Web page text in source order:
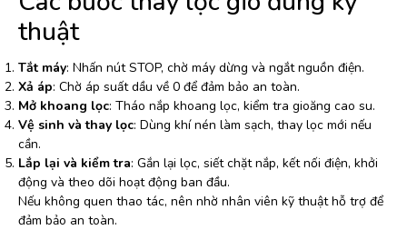
thuật
Tắt máy: Nhấn nút STOP, chờ máy dừng và ngắt nguồn điện.
Xả áp: Chờ áp suất dầu về 0 để đảm bảo an toàn.
Mở khoang lọc: Tháo nắp khoang lọc, kiểm tra gioăng cao su.
Vệ sinh và thay lọc: Dùng khí nén làm sạch, thay lọc mới nếu
cần.
Lắp lại và kiểm tra: Gắn lại lọc, siết chặt nắp, kết nối điện, khởi
động và theo dõi hoạt động ban đầu.
Nếu không quen thao tác, nên nhờ nhân viên kỹ thuật hỗ trợ để
đảm bảo an toàn.